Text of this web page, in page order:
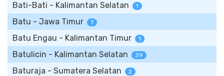
Bati-Bati - Kalimantan Selatan 1
Batu - Jawa Timur 7
Batu Engau - Kalimantan Timur 1
Batulicin - Kalimantan Selatan 39
Baturaja - Sumatera Selatan 2